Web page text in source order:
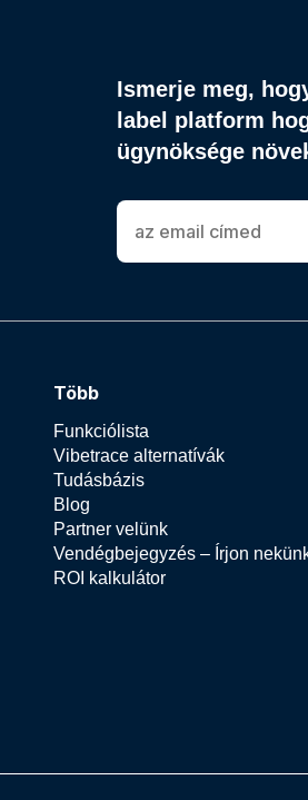
Ismerje meg,
label platform
ügynöksége
Több
Funkciólista
Vibetrace alternatívák
Tudásbázis
Blog
Partner velünk
Vendégbejegyzés – Írjon
ROI kalkulátor